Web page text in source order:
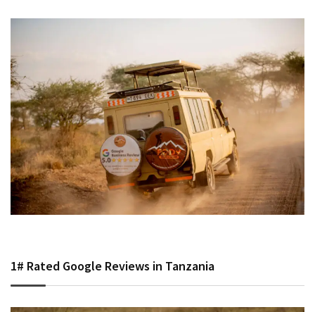
1# Rated Google Reviews in Tanzania